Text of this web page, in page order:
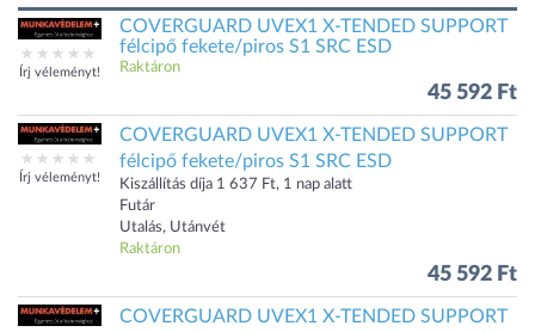
Írj véleményt!
COVERGUARD UVEX1 X-TENDED SUPPORT
félcipő fekete/piros S1 SRC ESD
Raktáron
45 592 Ft
Írj véleményt!
COVERGUARD UVEX1 X-TENDED SUPPORT
félcipő fekete/piros S1 SRC ESD
Kiszállítás díja 1 637 Ft, 1 nap alatt
Futár
Utalás, Utánvét
Raktáron
45 592 Ft
COVERGUARD UVEX1 X-TENDED SUPPORT